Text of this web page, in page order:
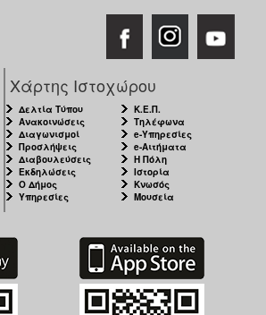
Χάρτης Ιστοχώρου
Δελτία Τύπου
Ανακοινώσεις
Διαγωνισμοί
Προσλήψεις
Διαβουλεύσεις
Εκδηλώσεις
Ο Δήμος
Υπηρεσίες
Κ.Ε.Π.
Τηλέφωνα
e-Υπηρεσίες
e-Αιτήματα
Η Πόλη
Ιστορία
Κνωσός
Μουσεία